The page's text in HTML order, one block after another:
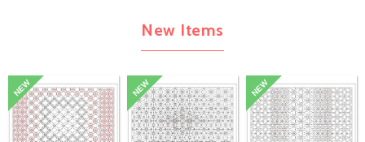
New Items
NEW NEW NEW